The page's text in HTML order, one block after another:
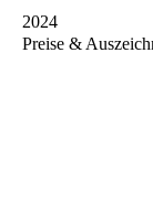
2024
Preise &